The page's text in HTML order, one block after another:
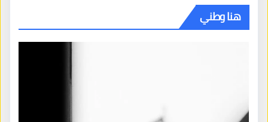
هنا وطني